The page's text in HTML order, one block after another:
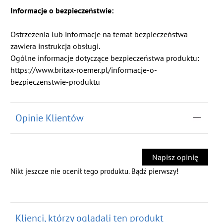
Informacje o bezpieczeństwie:
Ostrzeżenia lub informacje na temat bezpieczeństwa
zawiera instrukcja obsługi.
Ogólne informacje dotyczące bezpieczeństwa produktu:
https://www.britax-roemer.pl/informacje-o-
bezpieczenstwie-produktu
Opinie Klientów
Napisz opinię
Nikt jeszcze nie ocenił tego produktu. Bądź pierwszy!
Klienci, którzy oglądali ten produkt